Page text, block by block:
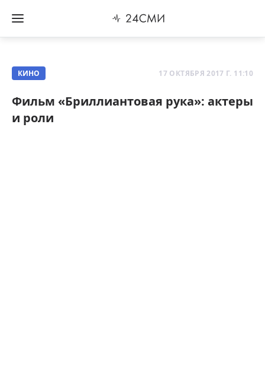
КИНО 17 ОКТЯБРЯ 2017 Г. 11:10
Фильм «Бриллиантовая рука»: актеры
и роли